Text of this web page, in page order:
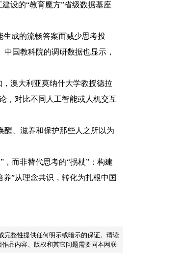
设的“教育魔方”省级数据基座
成的流畅答案而减少思考投
国教科院的调研数据也显示，
澳大利亚莫纳什大学教授德拉
，对比不同人工智能或人机交互
醒、滋养和保护那些人之所以为
而非替代思考的“拐杖”；构建
”从理念共识，转化为扎根中国
完整性提供任何明示或暗示的保证。请读
品内容、版权和其它问题需要同本网联